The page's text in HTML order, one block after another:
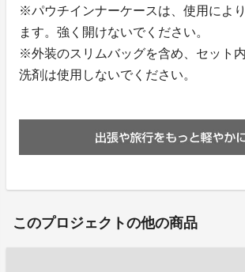
※パウチインナーケースは、使用によ
ます。強く開けないでください。
※外装のスリムバッグを含め、セット
洗剤は使用しないでください。
このプロジェクトの他の商品